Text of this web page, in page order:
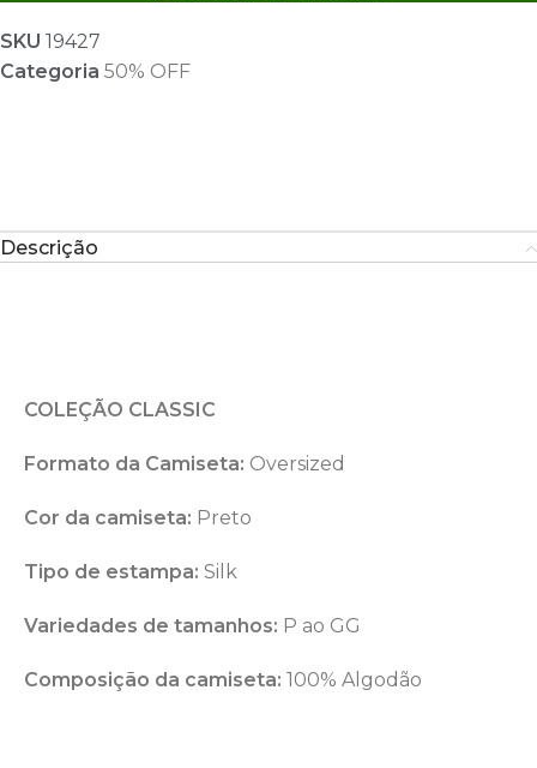
SKU 19427
Categoria 50% OFF
Descrição
COLEÇÃO CLASSIC
Formato da Camiseta: Oversized
Cor da camiseta: Preto
Tipo de estampa: Silk
Variedades de tamanhos: P ao GG
Composição da camiseta: 100% Algodão